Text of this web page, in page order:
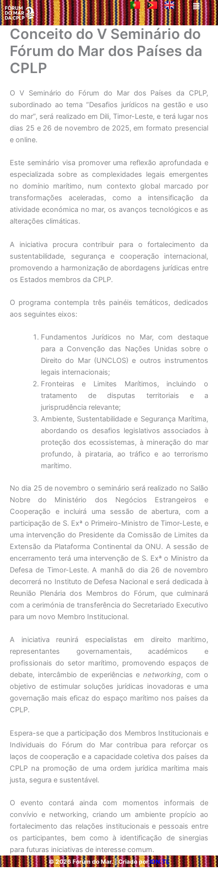
Skip
to
content
Menu
Conceito do V Seminário do
Fórum do Mar dos Países da
CPLP
O V Seminário do Fórum do Mar dos Países da CPLP,
subordinado ao tema “Desafios jurídicos na gestão e uso
do mar”, será realizado em Dili, Timor-Leste, e terá lugar nos
dias 25 e 26 de novembro de 2025, em formato presencial
e online.
Este seminário visa promover uma reflexão aprofundada e
especializada sobre as complexidades legais emergentes
no domínio marítimo, num contexto global marcado por
transformações aceleradas, como a intensificação da
atividade económica no mar, os avanços tecnológicos e as
alterações climáticas.
A iniciativa procura contribuir para o fortalecimento da
sustentabilidade, segurança e cooperação internacional,
promovendo a harmonização de abordagens jurídicas entre
os Estados membros da CPLP.
O programa contempla três painéis temáticos, dedicados
aos seguintes eixos:
Fundamentos Jurídicos no Mar, com destaque
para a Convenção das Nações Unidas sobre o
Direito do Mar (UNCLOS) e outros instrumentos
legais internacionais;
Fronteiras e Limites Marítimos, incluindo o
tratamento de disputas territoriais e a
jurisprudência relevante;
Ambiente, Sustentabilidade e Segurança Marítima,
abordando os desafios legislativos associados à
proteção dos ecossistemas, à mineração do mar
profundo, à pirataria, ao tráfico e ao terrorismo
marítimo.
No dia 25 de novembro o seminário será realizado no Salão
Nobre do Ministério dos Negócios Estrangeiros e
Cooperação e incluirá uma sessão de abertura, com a
participação de S. Exª o Primeiro-Ministro de Timor-Leste, e
uma intervenção do Presidente da Comissão de Limites da
Extensão da Plataforma Continental da ONU. A sessão de
encerramento terá uma intervenção de S. Exª o Ministro da
Defesa de Timor-Leste. A manhã do dia 26 de novembro
decorrerá no Instituto de Defesa Nacional e será dedicada à
Reunião Plenária dos Membros do Fórum, que culminará
com a cerimónia de transferência do Secretariado Executivo
para um novo Membro Institucional.
A iniciativa reunirá especialistas em direito marítimo,
representantes governamentais, académicos e
profissionais do setor marítimo, promovendo espaços de
debate, intercâmbio de experiências e networking, com o
objetivo de estimular soluções jurídicas inovadoras e uma
governação mais eficaz do espaço marítimo nos países da
CPLP.
Espera-se que a participação dos Membros Institucionais e
Individuais do Fórum do Mar contribua para reforçar os
laços de cooperação e a capacidade coletiva dos países da
CPLP na promoção de uma ordem jurídica marítima mais
justa, segura e sustentável.
O evento contará ainda com momentos informais de
convívio e networking, criando um ambiente propício ao
fortalecimento das relações institucionais e pessoais entre
os participantes, bem como à identificação de sinergias
para futuras iniciativas de interesse comum.
©2026 Forum do Mar. | Criado por IDN.TL